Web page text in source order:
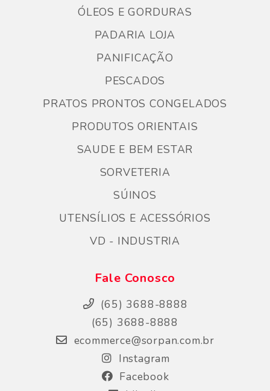
ÓLEOS E GORDURAS
PADARIA LOJA
PANIFICAÇÃO
PESCADOS
PRATOS PRONTOS CONGELADOS
PRODUTOS ORIENTAIS
SAUDE E BEM ESTAR
SORVETERIA
SÚINOS
UTENSÍLIOS E ACESSÓRIOS
VD - INDUSTRIA
Fale Conosco
(65) 3688-8888
(65) 3688-8888
ecommerce@sorpan.com.br
Instagram
Facebook